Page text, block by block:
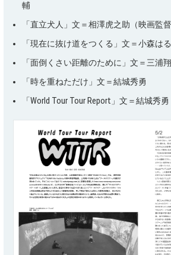
輔
「直立犬人」文＝相澤虎之助（映画監
「現在に抜け道をつくる」文＝小森は
「面倒くさい距離のために」文＝三浦翔
「時を重ねただけ」文＝結城秀勇
「World Tour Tour Report」文＝結城秀勇